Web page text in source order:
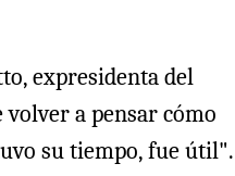
expresidenta del
volver a pensar cómo
su tiempo, fue útil".